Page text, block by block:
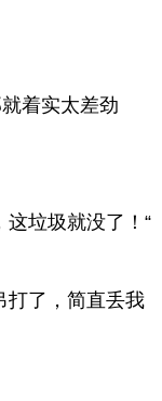
着实太差劲
垃圾就没了！“
了，简直丢我